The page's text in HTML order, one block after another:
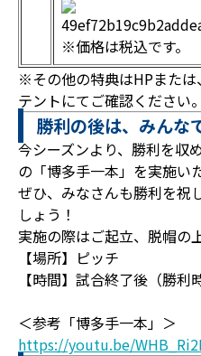
※価格は税込です。
※その他の特典はHPまた
テントにてご確認ください。
勝利の後は、みんな
今シーズンより、勝利を収
の「博多手一本」を実施い
ぜひ、みなさんも勝利を祝
しょう！
実施の際はご起立、脱帽の
【場所】ピッチ
【時間】試合終了後（勝利
＜参考「博多手一本」＞
https://youtu.be/